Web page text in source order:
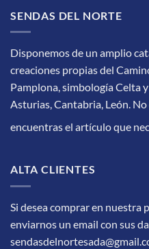
SENDAS DEL NORTE
Disponemos de un amplio
creaciones propias del
Pamplona, simbología Celta
Asturias, Cantabria, León. No
encuentras el artículo que
ALTA CLIENTES
Si desea comprar en nuestra
enviarnos un email con sus